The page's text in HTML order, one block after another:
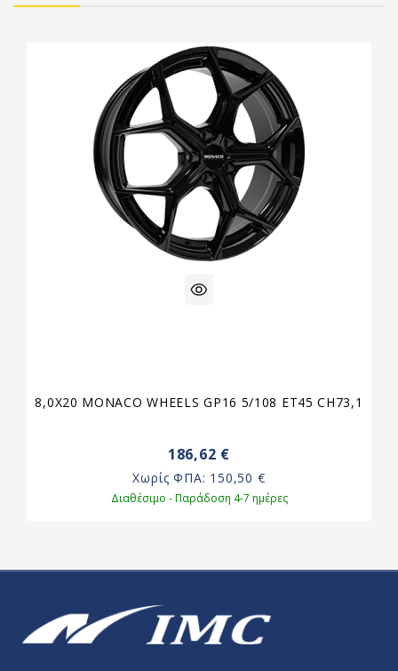
8,0X20 MONACO WHEELS GP16 5/108 ET45 CH73,1
186,62 €
Χωρίς ΦΠΑ: 150,50 €
Διαθέσιμο - Παράδοση 4-7 ημέρες